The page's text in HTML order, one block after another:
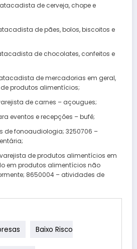
de cerveja, chope e
de pães, bolos, biscoitos e
de chocolates, confeitos e
de mercadorias em geral,
produtos alimentícios;
de carnes – açougues;
eventos e recepções – bufê;
de fonoaudiologia; 3250706 –
de produtos alimentícios em
em produtos alimentícios não
8650004 – atividades de
Baixo Risco